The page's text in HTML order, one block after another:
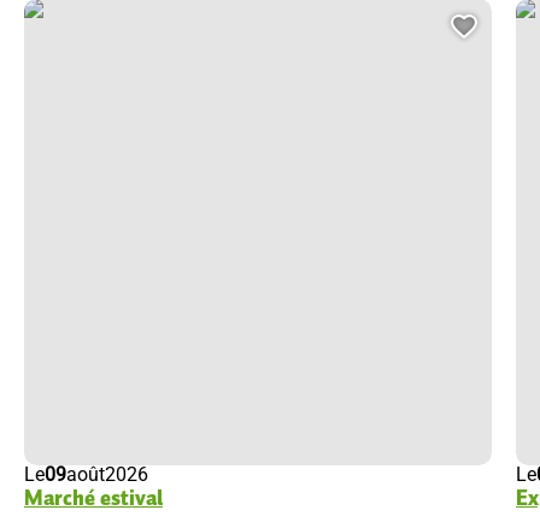
Marché estival
Le09août2026
Marché estival, © Ville de Huningue
Le